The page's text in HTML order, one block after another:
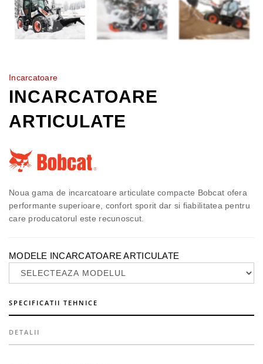
Incarcatoare
INCARCATOARE
ARTICULATE
Noua gama de incarcatoare articulate compacte Bobcat ofera
performante superioare, confort sporit dar si fiabilitatea pentru
care producatorul este recunoscut.
MODELE INCARCATOARE ARTICULATE
SPECIFICATII TEHNICE
DETALII